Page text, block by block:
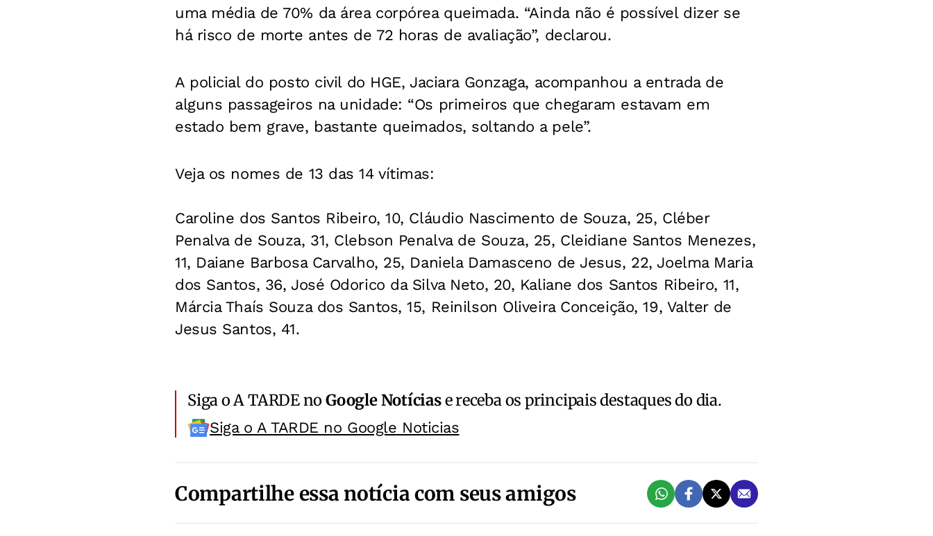
uma média de 70% da área corpórea queimada. “Ainda não é possível dizer se
há risco de morte antes de 72 horas de avaliação”, declarou.
A policial do posto civil do HGE, Jaciara Gonzaga, acompanhou a entrada de
alguns passageiros na unidade: “Os primeiros que chegaram estavam em
estado bem grave, bastante queimados, soltando a pele”.
Veja os nomes de 13 das 14 vítimas:
Caroline dos Santos Ribeiro, 10, Cláudio Nascimento de Souza, 25, Cléber
Penalva de Souza, 31, Clebson Penalva de Souza, 25, Cleidiane Santos Menezes,
11, Daiane Barbosa Carvalho, 25, Daniela Damasceno de Jesus, 22, Joelma Maria
dos Santos, 36, José Odorico da Silva Neto, 20, Kaliane dos Santos Ribeiro, 11,
Márcia Thaís Souza dos Santos, 15, Reinilson Oliveira Conceição, 19, Valter de
Jesus Santos, 41.
Siga o A TARDE noGoogle Notíciase receba os principais destaques do dia.
Siga o A TARDE no Google Noticias
Compartilhe essa notícia com seus amigos